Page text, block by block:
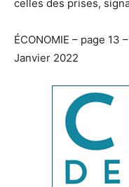
celles des prises,
ÉCONOMIE – page 13
Janvier 2022